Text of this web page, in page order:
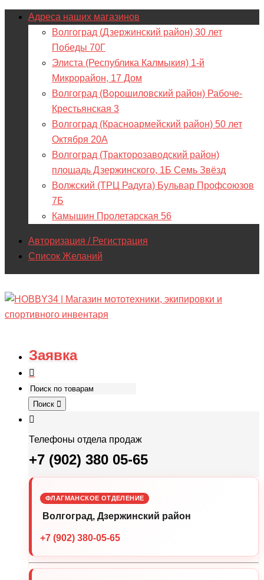
Адреса наших магазинов
Волгоград (Дзержинский район) 30 лет
Победы 70Г
Элиста (Республика Калмыкия) 1-й
Микрорайон, 17 Дом
Волгоград (Ворошиловский район) Рабоче-
Крестьянская 3
Волгоград (Красноармейский район) 50 лет
Октября 20А
Волгоград (Тракторозаводский район)
площадь Дзержинского, 1Б Семь Звёзд
Волжский (ТРЦ Радуга) Бульвар Профсоюзов
7Б
Камышин Пролетарская 56
Авторизация / Регистрация
Список Желаний
Заявка
Поиск
Телефоны отдела продаж
+7 (902) 380 05-65
ФЛАГМАНСКОЕ ОТДЕЛЕНИЕ
Волгоград, Дзержинский район
+7 (902) 380-05-65